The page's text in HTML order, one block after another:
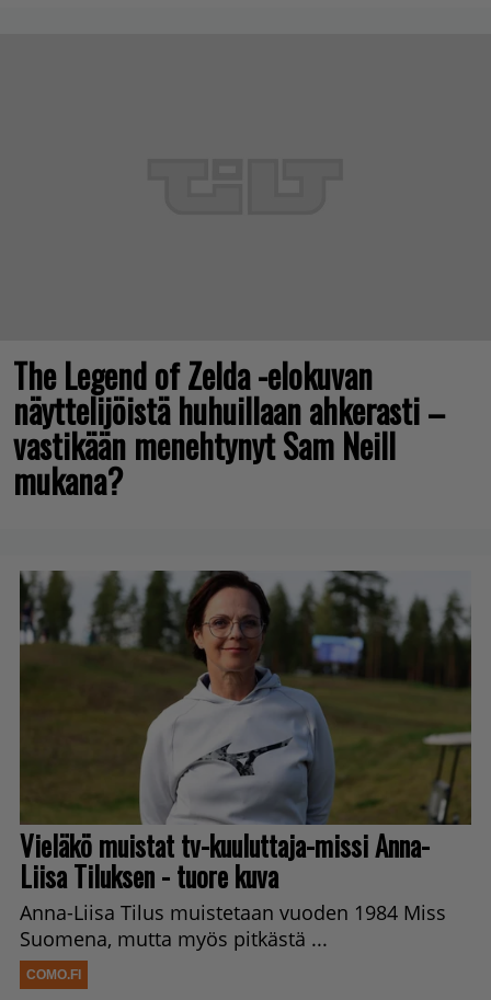
The Legend of Zelda -elokuvan
näyttelijöistä huhuillaan ahkerasti –
vastikään menehtynyt Sam Neill
mukana?